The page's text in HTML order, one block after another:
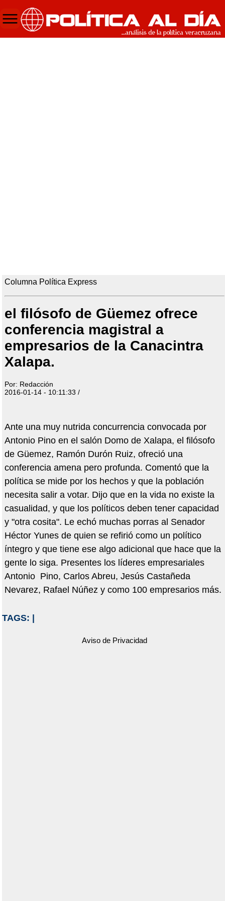
Columna Política Express
el filósofo de Güemez ofrece
conferencia magistral a
empresarios de la Canacintra
Xalapa.
Por: Redacción
2016-01-14 - 10:11:33 /
Ante una muy nutrida concurrencia convocada por
Antonio Pino en el salón Domo de Xalapa, el filósofo
de Güemez, Ramón Durón Ruiz, ofreció una
conferencia amena pero profunda. Comentó que la
política se mide por los hechos y que la población
necesita salir a votar. Dijo que en la vida no existe la
casualidad, y que los políticos deben tener capacidad
y "otra cosita". Le echó muchas porras al Senador
Héctor Yunes de quien se refirió como un político
íntegro y que tiene ese algo adicional que hace que la
gente lo siga. Presentes los líderes empresariales
Antonio Pino, Carlos Abreu, Jesús Castañeda
Nevarez, Rafael Núñez y como 100 empresarios más.
TAGS:
Aviso de Privacidad